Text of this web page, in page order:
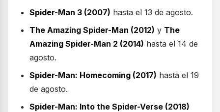
Spider-Man 3 (2007) hasta el 13 de agosto.
The Amazing Spider-Man (2012) y The
Amazing Spider-Man 2 (2014) hasta el 14 de
agosto.
Spider-Man: Homecoming (2017) hasta el 19
de agosto.
Spider-Man: Into the Spider-Verse (2018)